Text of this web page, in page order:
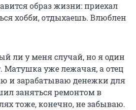
образ жизни: приехал
хобби, отдыхаешь. Влюблен
ли у меня случай, но я один
уже лежачая, а отец
и зарабатываю денежки для
заняться ремонтом в
тоже, конечно, не забываю.